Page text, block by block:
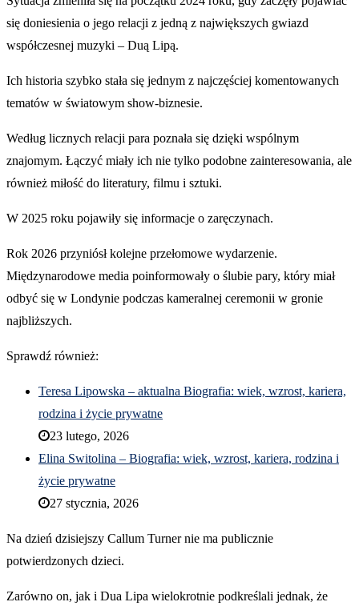
się doniesienia o jego relacji z jedną z największych gwiazd
współczesnej muzyki – Duą Lipą.
Ich historia szybko stała się jednym z najczęściej komentowanych
tematów w światowym show-biznesie.
Według licznych relacji para poznała się dzięki wspólnym
znajomym. Łączyć miały ich nie tylko podobne zainteresowania, ale
również miłość do literatury, filmu i sztuki.
W 2025 roku pojawiły się informacje o zaręczynach.
Rok 2026 przyniósł kolejne przełomowe wydarzenie.
Międzynarodowe media poinformowały o ślubie pary, który miał
odbyć się w Londynie podczas kameralnej ceremonii w gronie
najbliższych.
Sprawdź również:
Teresa Lipowska – aktualna Biografia: wiek, wzrost, kariera,
rodzina i życie prywatne
23 lutego, 2026
Elina Switolina – Biografia: wiek, wzrost, kariera, rodzina i
życie prywatne
27 stycznia, 2026
Na dzień dzisiejszy Callum Turner nie ma publicznie
potwierdzonych dzieci.
Zarówno on, jak i Dua Lipa wielokrotnie podkreślali jednak, że